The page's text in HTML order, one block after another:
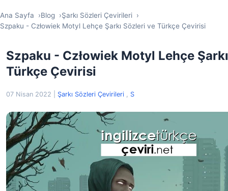
Ana Sayfa Blog
Şarkı Sözleri Çevirileri
Szpaku - Człowiek Motyl Lehçe Şarkı Sözleri ve Türkçe Çevirisi
Szpaku - Człowiek Motyl Lehçe
Türkçe Çevirisi
07 Nisan 2022 Şarkı Sözleri Çevirileri , S